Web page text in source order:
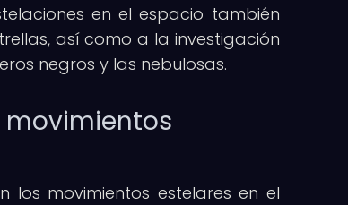
en el espacio también
así como a la investigación
negros y las nebulosas.
movimientos
los movimientos estelares en el